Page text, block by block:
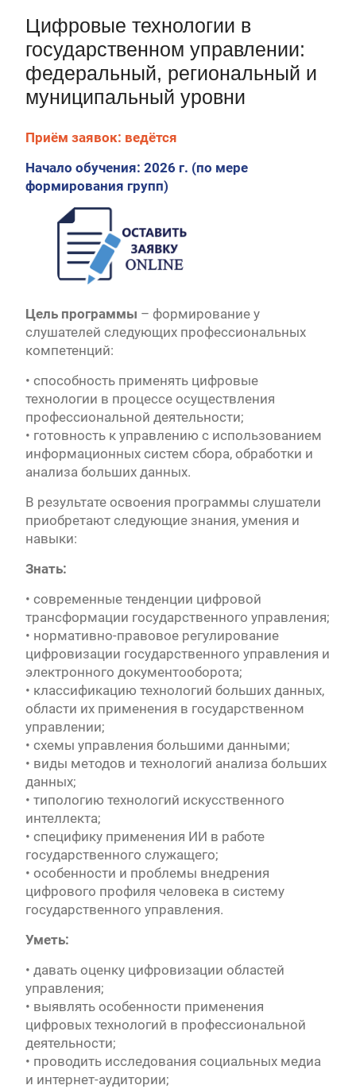
Конкурсные списки лиц, прошедших
вступительные испытания в МГУ имени
М.В.Ломоносова в 2026 году по каждому
конкурсу (ранжированные списки поступающих)
Вячеслав Никонов в программе «Большая игра» —
Первый канал, 24.07.2026. Часть 1-2
Первый канал, 06.08.2026. Часть 1-3
Цифровые технологии в
государственном управлении:
федеральный, региональный и
муниципальный уровни
Приём заявок: ведётся
Начало обучения: 2026 г. (по мере
формирования групп)
Цель программы – формирование у
слушателей следующих профессиональных
компетенций:
• способность применять цифровые
технологии в процессе осуществления
профессиональной деятельности;
• готовность к управлению с использованием
информационных систем сбора, обработки и
анализа больших данных.
В результате освоения программы слушатели
приобретают следующие знания, умения и
навыки:
Знать:
• современные тенденции цифровой
трансформации государственного управления;
• нормативно-правовое регулирование
цифровизации государственного управления и
электронного документооборота;
• классификацию технологий больших данных,
области их применения в государственном
управлении;
• схемы управления большими данными;
• виды методов и технологий анализа больших
данных;
• типологию технологий искусственного
интеллекта;
• специфику применения ИИ в работе
государственного служащего;
• особенности и проблемы внедрения
цифрового профиля человека в систему
государственного управления.
Уметь:
• давать оценку цифровизации областей
управления;
• выявлять особенности применения
цифровых технологий в профессиональной
деятельности;
• проводить исследования социальных медиа
и интернет-аудитории;